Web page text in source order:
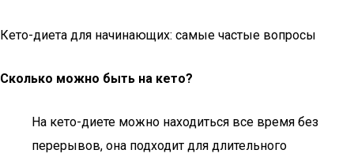
Кето-диета для начинающих: самые частые вопросы
Сколько можно быть на кето?
На кето-диете можно находиться все время без
перерывов, она подходит для длительного